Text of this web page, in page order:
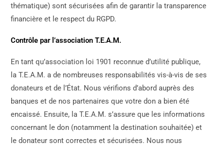
thématique) sont sécurisées afin de garantir la transparence
financière et le respect du RGPD.
Contrôle par l’association T.E.A.M.
En tant qu’association loi 1901 reconnue d’utilité publique,
la T.E.A.M. a de nombreuses responsabilités vis-à-vis de ses
donateurs et de l’État. Nous vérifions d’abord auprès des
banques et de nos partenaires que votre don a bien été
encaissé. Ensuite, la T.E.A.M. s’assure que les informations
concernant le don (notamment la destination souhaitée) et
le donateur sont correctes et sécurisées. Nous nous